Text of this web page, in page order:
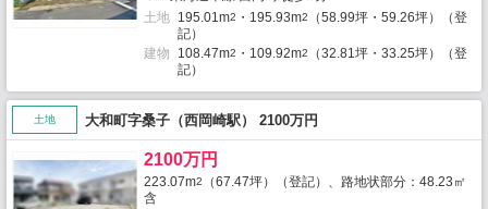
土地 195.01m2 ・195.93m2
（58.99坪・59.26坪）（登
記）
建物
108.47m2 ・109.92m2
（32.81坪・33.25坪）（登
記）
土地 大和町字桑子（西岡崎駅） 2100万円
2100万円
223.07m2
（67.47坪）（登記）、路地状部分：48.23㎡
含